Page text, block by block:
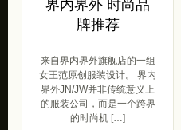
界内界外 时尚品
牌推荐
来自界内界外旗舰店的一组
女王范原创服装设计。 界内
界外JN/JW并非传统意义上
的服装公司，而是一个跨界
的时尚机 […]